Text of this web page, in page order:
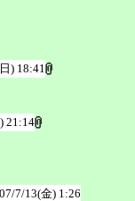
) 18:41
21:14
07/7/13(金) 1:26